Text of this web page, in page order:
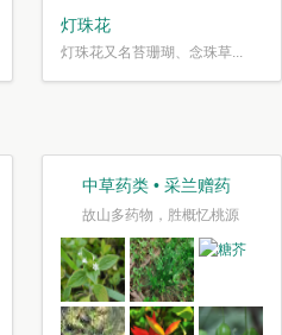
灯珠花
灯珠花又名苔珊瑚、念珠草...
中草药类 • 采兰赠药
故山多药物，胜概忆桃源